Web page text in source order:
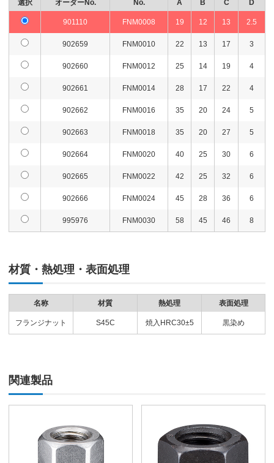
選択 オーダーNo. No. A B C D
901110 FNM0008 19 12 13 2.5
902659 FNM0010 22 13 17 3
902660 FNM0012 25 14 19 4
902661 FNM0014 28 17 22 4
902662 FNM0016 35 20 24 5
902663 FNM0018 35 20 27 5
902664 FNM0020 40 25 30 6
902665 FNM0022 42 25 32 6
902666 FNM0024 45 28 36 6
995976 FNM0030 58 45 46 8
材質・熱処理・表面処理
名称 材質 熱処理 表面処理
フランジナット S45C 焼入HRC30±5 黒染め
関連製品